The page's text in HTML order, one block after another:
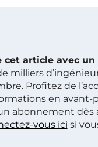
cet article avec
milliers
Profitez de
en
abonnement
vous ici si